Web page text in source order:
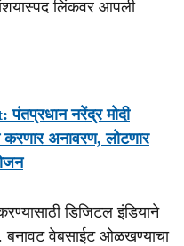
लिंकवर आपली
नरेंद्र मोदी
करणार अनावरण, लोटणार
डिजिटल इंडियाने
बनावट वेबसाईट ओळखण्याचा